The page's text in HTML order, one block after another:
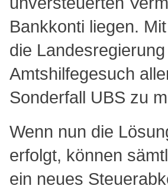
Bankkonti liegen.
die
Amtshilfegesuch
Sonderfall UBS zu
Wenn nun die
erfolgt, können
ein neues